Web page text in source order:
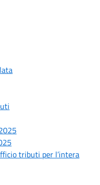
tributi per l’intera